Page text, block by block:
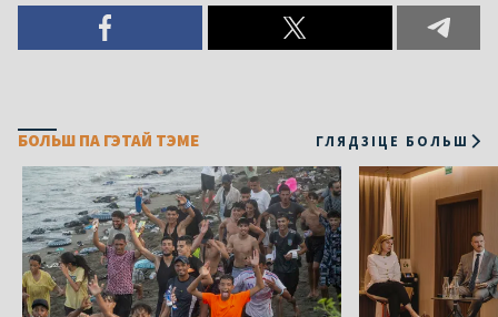
БОЛЬШ ПА ГЭТАЙ ТЭМЕ ГЛЯДЗІЦЕ БОЛЬШ